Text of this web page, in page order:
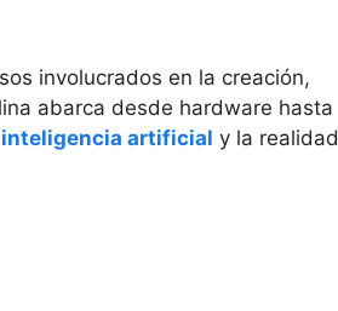
involucrados en la creación,
abarca desde hardware hasta
artificial y la realidad